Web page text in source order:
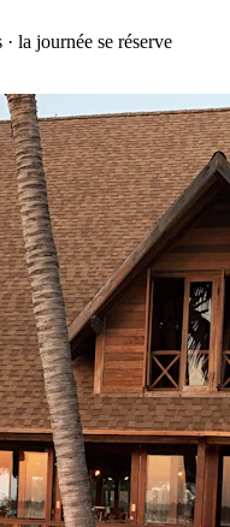
la journée se réserve